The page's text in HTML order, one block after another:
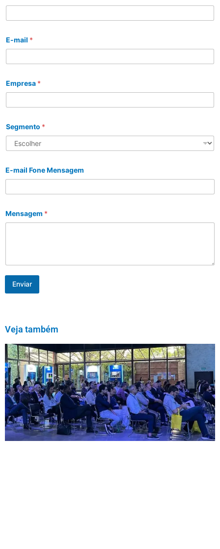
E-mail *
Empresa *
Segmento *
E-mail Fone Mensagem
Mensagem *
Enviar
Veja também